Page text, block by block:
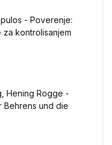
- Poverenje:
kontrolisanjem
Hening Rogge -
Behrens und die